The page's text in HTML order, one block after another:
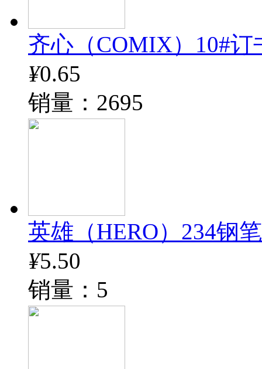
齐心（COMIX）10#订
¥0.65
销量：2695
英雄（HERO）234钢
¥5.50
销量：5